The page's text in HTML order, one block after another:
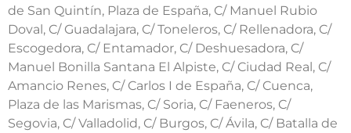
de San Quintín, Plaza de España, C/ Manuel Rubio
Doval, C/ Guadalajara, C/ Toneleros, C/ Rellenadora, C/
Escogedora, C/ Entamador, C/ Deshuesadora, C/
Manuel Bonilla Santana El Alpiste, C/ Ciudad Real, C/
Amancio Renes, C/ Carlos I de España, C/ Cuenca,
Plaza de las Marismas, C/ Soria, C/ Faeneros, C/
Segovia, C/ Valladolid, C/ Burgos, C/ Ávila, C/ Batalla de